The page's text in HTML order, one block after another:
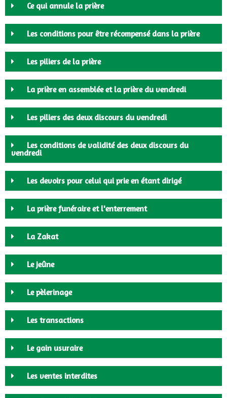
Ce qui annule la prière
Les conditions pour être récompensé dans la prière
Les piliers de la prière
La prière en assemblée et la prière du vendredi
Les piliers des deux discours du vendredi
Les conditions de validité des deux discours du
vendredi
Les devoirs pour celui qui prie en étant dirigé
La prière funéraire et l'enterrement
La Zakat
Le jeûne
Le pèlerinage
Les transactions
Le gain usuraire
Les ventes interdites